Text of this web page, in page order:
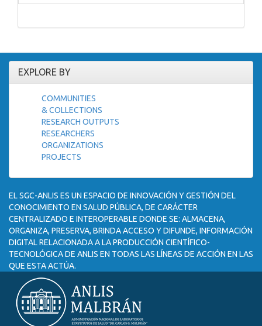
EXPLORE BY
COMMUNITIES
& COLLECTIONS
RESEARCH OUTPUTS
RESEARCHERS
ORGANIZATIONS
PROJECTS
EL SGC-ANLIS ES UN ESPACIO DE INNOVACIÓN Y GESTIÓN DEL
CONOCIMIENTO EN SALUD PÚBLICA, DE CARÁCTER
CENTRALIZADO E INTEROPERABLE DONDE SE: ALMACENA,
ORGANIZA, PRESERVA, BRINDA ACCESO Y DIFUNDE, INFORMACIÓN
DIGITAL RELACIONADA A LA PRODUCCIÓN CIENTÍFICO-
TECNOLÓGICA DE ANLIS EN TODAS LAS LÍNEAS DE ACCIÓN EN LAS
QUE ESTA ACTÚA.